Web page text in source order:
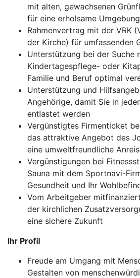
mit alten, gewachsenen
für eine erholsame Umgebung
Rahmenvertrag mit der VRK
der Kirche) für umfassenden
Unterstützung bei der Suche
Kindertagespflege- oder
Familie und Beruf optimal
Unterstützung und
Angehörige, damit Sie in
entlastet werden
Vergünstigtes Firmenticket
das attraktive Angebot des
eine umweltfreundliche
Vergünstigungen bei
Sauna mit dem Sportnavi-
Gesundheit und Ihr
Vom Arbeitgeber
der kirchlichen
eine sichere Zukunft
Ihr Profil
Freude am Umgang mit
Gestalten von